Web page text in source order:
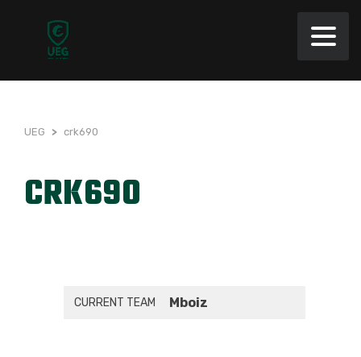
UEG > crk690
CRK690
CURRENT TEAM Mboiz